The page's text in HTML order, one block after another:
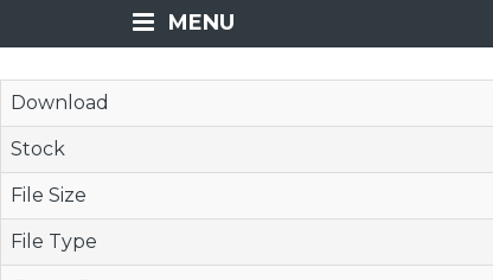
MENU
Download
Stock
File Size
File Type